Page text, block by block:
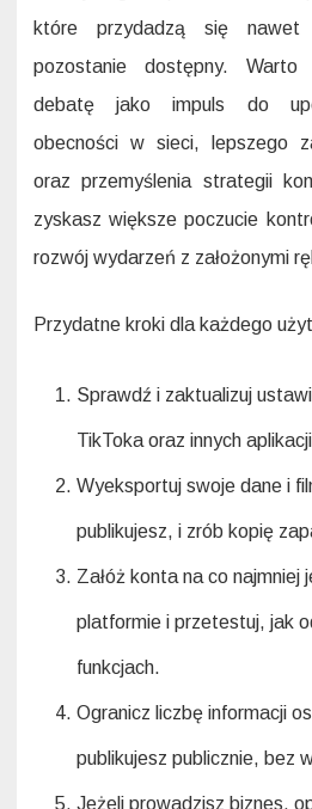
które przydadzą się
pozostanie dostępny. Warto
debatę jako impuls do
obecności w sieci, lepszego
oraz przemyślenia strategii
zyskasz większe poczucie
rozwój wydarzeń z założonymi
Przydatne kroki dla każdego
Sprawdź i zaktualizuj
TikToka oraz innych
Wyeksportuj swoje dane i
publikujesz, i zrób kopię
Załóż konta na co najmniej
platformie i przetestuj, jak
funkcjach.
Ogranicz liczbę informacji
publikujesz publicznie, bez
Jeżeli prowadzisz biznes,